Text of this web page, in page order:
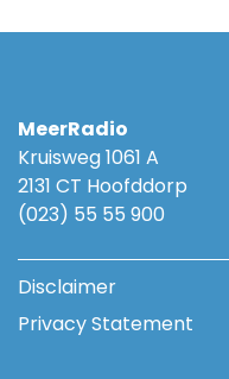
MeerRadio
Kruisweg 1061 A
2131 CT Hoofddorp
(023) 55 55 900
Disclaimer
Privacy Statement